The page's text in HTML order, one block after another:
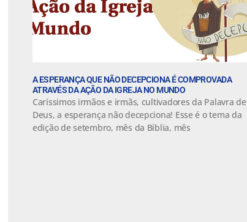
A ESPERANÇA QUE NÃO DECEPCIONA É COMPROVADA
ATRAVÉS DA AÇÃO DA IGREJA NO MUNDO
Caríssimos irmãos e irmãs, cultivadores da Palavra de
Deus, a esperança não decepciona! Esse é o tema da
edição de setembro, mês da Bíblia, mês